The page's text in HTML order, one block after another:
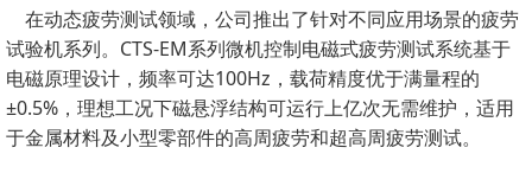
在动态疲劳测试领域，公司推出了针对不同应用场景的疲劳
试验机系列。CTS-EM系列微机控制电磁式疲劳测试系统基于
电磁原理设计，频率可达100Hz，载荷精度优于满量程的
±0.5%，理想工况下磁悬浮结构可运行上亿次无需维护，适用
于金属材料及小型零部件的高周疲劳和超高周疲劳测试。